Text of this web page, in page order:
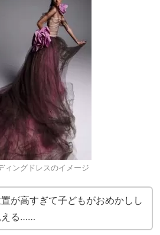
ィングドレスのイメージ
が高すぎて子どもがおめかしし
える……